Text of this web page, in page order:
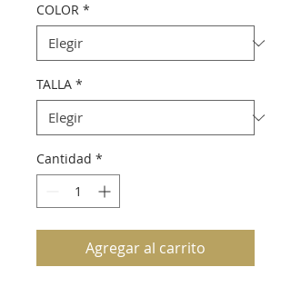
COLOR *
TALLA *
Cantidad *
Agregar al carrito